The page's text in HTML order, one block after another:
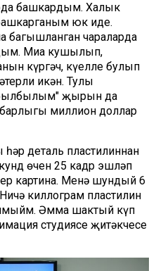
башкардым. Халык
юк иде.
багышланган чараларда
Миңа кушылып,
күргәч, күңелле булып
икән. Тулы
җырын да
барлыгы миллион доллар
деталь пластилиннан
өчен 25 кадр эшләп
картина. Менә шундый 6
киллограм пластилин
Әмма шактый күп
студиясе җитәкчесе